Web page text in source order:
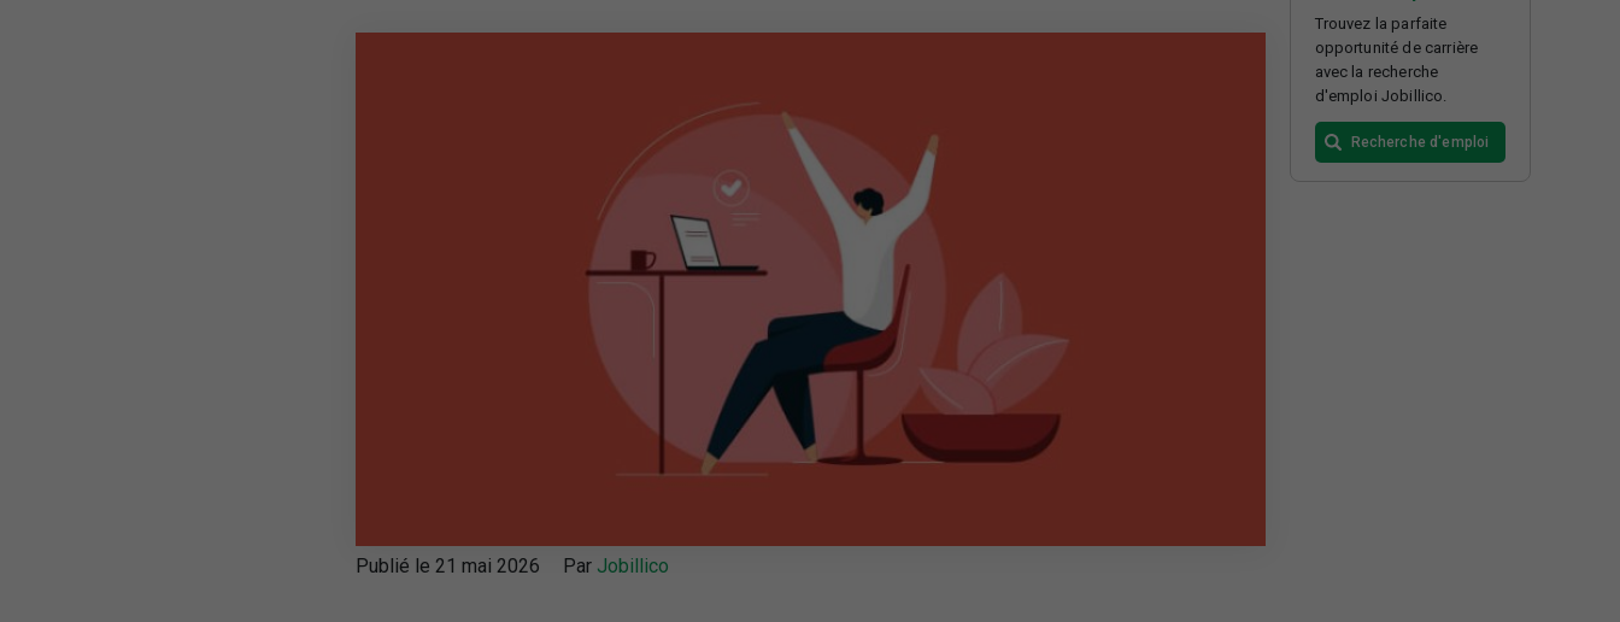
Trouvez la parfaite
opportunité de carrière
avec la recherche
d'emploi Jobillico.
Recherche d'emploi
Publié le 21 mai 2026 Par Jobillico